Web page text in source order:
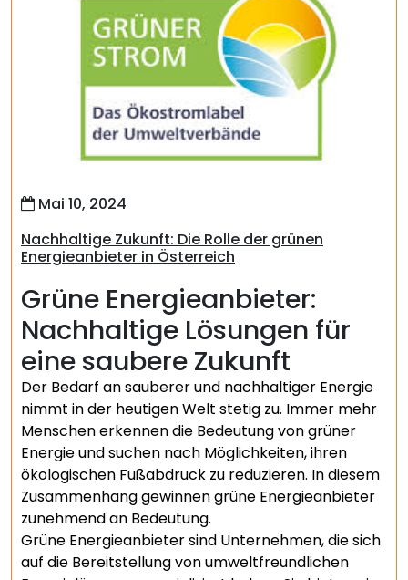
Mai 10, 2024
Nachhaltige Zukunft: Die Rolle der grünen
Energieanbieter in Österreich
Grüne Energieanbieter:
Nachhaltige Lösungen für
eine saubere Zukunft
Der Bedarf an sauberer und nachhaltiger Energie
nimmt in der heutigen Welt stetig zu. Immer mehr
Menschen erkennen die Bedeutung von grüner
Energie und suchen nach Möglichkeiten, ihren
ökologischen Fußabdruck zu reduzieren. In diesem
Zusammenhang gewinnen grüne Energieanbieter
zunehmend an Bedeutung.
Grüne Energieanbieter sind Unternehmen, die sich
auf die Bereitstellung von umweltfreundlichen